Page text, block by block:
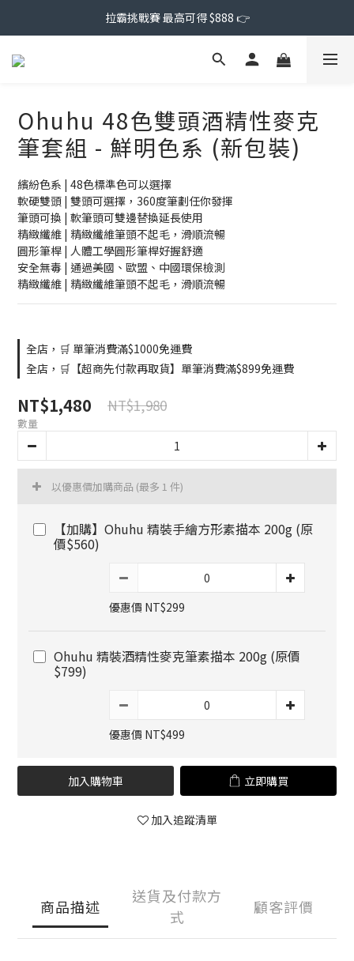
拉霸挑戰賽 最高可得 $888 👉
Ohuhu 48色雙頭酒精性麥克
筆套組 - 鮮明色系 (新包裝)
繽紛色系 | 48色標準色可以選擇
軟硬雙頭 | 雙頭可選擇，360度筆劃任你發揮
筆頭可換 | 軟筆頭可雙邊替換延長使用
精緻纖維 | 精緻纖維筆頭不起毛，滑順流暢
圓形筆桿 | 人體工學圓形筆桿好握舒適
安全無毒 | 通過美國、歐盟、中國環保檢測
精緻纖維 | 精緻纖維筆頭不起毛，滑順流暢
全店，🛒 單筆消費滿$1000免運費
全店，🛒【超商先付款再取貨】單筆消費滿$899免運費
NT$1,480 NT$1,980
數量
以優惠價加購商品 (最多 1 件)
【加購】Ohuhu 精裝手繪方形素描本 200g (原
價$560)
優惠價 NT$299
Ohuhu 精裝酒精性麥克筆素描本 200g (原價
$799)
優惠價 NT$499
加入購物車 立即購買
加入追蹤清單
商品描述
送貨及付款方
式
顧客評價